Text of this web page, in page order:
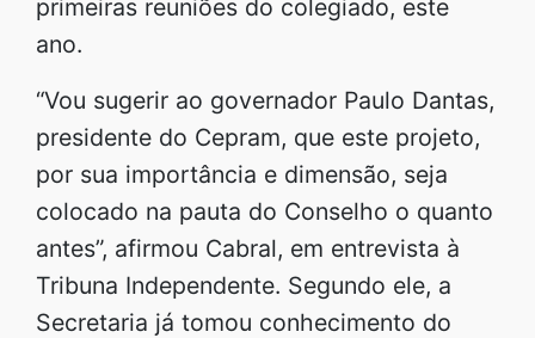
primeiras reuniões do colegiado, este
ano.
“Vou sugerir ao governador Paulo Dantas,
presidente do Cepram, que este projeto,
por sua importância e dimensão, seja
colocado na pauta do Conselho o quanto
antes”, afirmou Cabral, em entrevista à
Tribuna Independente. Segundo ele, a
Secretaria já tomou conhecimento do